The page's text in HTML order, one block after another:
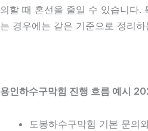
의할 때 혼선을 줄일 수 있습니다.
는 경우에는 같은 기준으로 정리
용인하수구막힘 진행 흐름 예시
도봉하수구막힘 기본 문의